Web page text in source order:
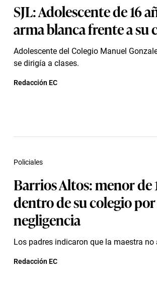
SJL: Adolescente de 16
arma blanca frente a su
Adolescente del Colegio Manuel
se dirigía a clases.
Redacción EC
Barrios Altos: menor de
dentro de su colegio
negligencia
Los padres indicaron que la maestra
Policiales
Redacción EC